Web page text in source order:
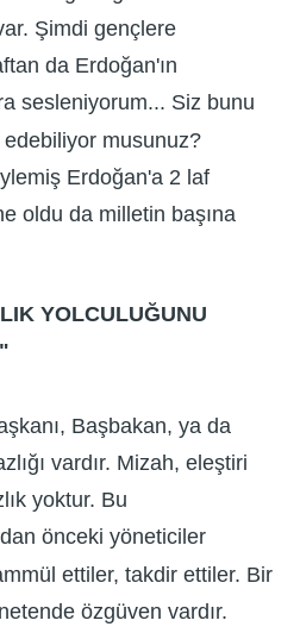
Şimdi gençlere
da Erdoğan'ın
sesleniyorum... Siz bunu
musunuz?
Erdoğan'a 2 laf
oldu da milletin başına
YOLCULUĞUNU
Başbakan, ya da
vardır. Mizah, eleştiri
yoktur. Bu
önceki yöneticiler
ettiler, takdir ettiler. Bir
özgüven vardır.